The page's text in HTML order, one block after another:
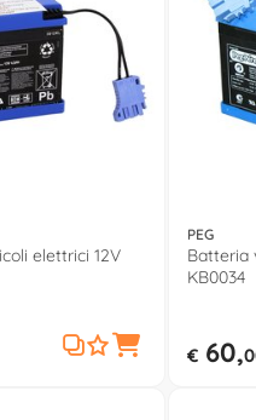
elettrici 12V
PEG
Batteria
KB0034
€60,